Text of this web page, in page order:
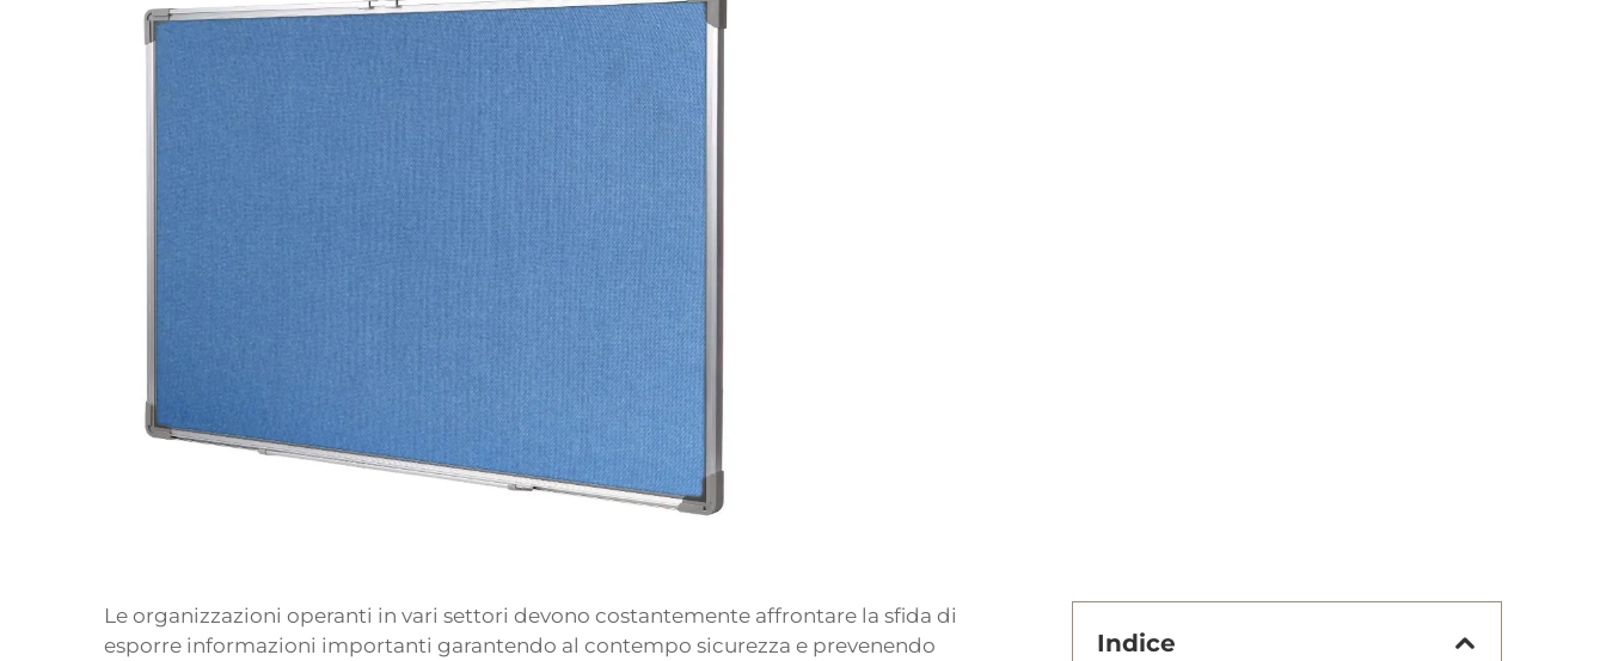
Le organizzazioni operanti in vari settori devono costantemente affrontare la sfida di
esporre informazioni importanti garantendo al contempo sicurezza e prevenendo
Indice